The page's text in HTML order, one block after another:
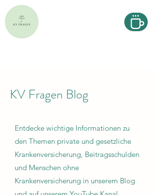
KV Fragen Blog
Entdecke wichtige Informationen zu
den Themen private und gesetzliche
Krankenversicherung, Beitragsschulden
und Menschen ohne
Krankenversicherung in unserem Blog